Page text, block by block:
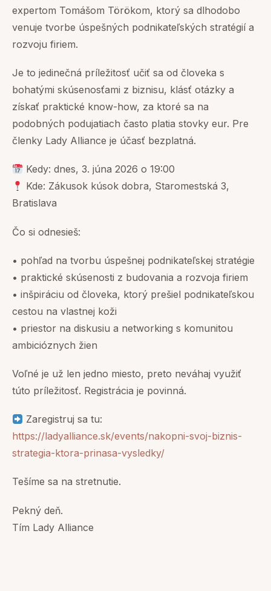
expertom Tomášom Törökom, ktorý sa dlhodobo
venuje tvorbe úspešných podnikateľských stratégií a
rozvoju firiem.
Je to jedinečná príležitosť učiť sa od človeka s
bohatými skúsenosťami z biznisu, klásť otázky a
získať praktické know-how, za ktoré sa na
podobných podujatiach často platia stovky eur. Pre
členky Lady Alliance je účasť bezplatná.
Kedy: dnes, 3. júna 2026 o 19:00
Kde: Zákusok kúsok dobra, Staromestská 3,
Bratislava
Čo si odnesieš:
• pohľad na tvorbu úspešnej podnikateľskej stratégie
• praktické skúsenosti z budovania a rozvoja firiem
• inšpiráciu od človeka, ktorý prešiel podnikateľskou
cestou na vlastnej koži
• priestor na diskusiu a networking s komunitou
ambicióznych žien
Voľné je už len jedno miesto, preto neváhaj využiť
túto príležitosť. Registrácia je povinná.
Zaregistruj sa tu:
https://ladyalliance.sk/events/nakopni-svoj-biznis-
strategia-ktora-prinasa-vysledky/
Tešíme sa na stretnutie.
Pekný deň.
Tím Lady Alliance